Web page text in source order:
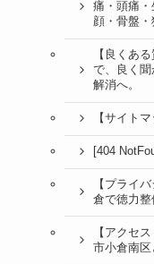
痛・頭痛
顔・骨盤・
【良くあ
で、良く
解消へ。
【サイトマ
[404
【プライ
倉で徳力整
【アクセ
市小倉南